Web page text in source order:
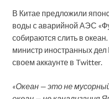
В Китае предложили
воды с аварийной АЭС
собираются слить в
министр иностранных
своем аккаунте в Twitter.
«Океан — это не